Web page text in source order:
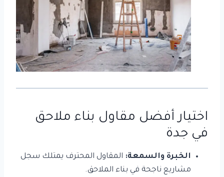
اختيار أفضل مقاول بناء ملاحق
في جدة
الخبرة والسمعة: المقاول المحترف يمتلك سجل
مشاريع ناجحة في بناء الملاحق.